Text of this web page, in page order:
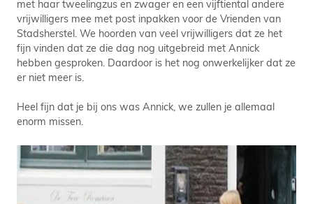
met haar tweelingzus en zwager en een vijftiental andere
vrijwilligers mee met post inpakken voor de Vrienden van
Stadsherstel. We hoorden van veel vrijwilligers dat ze het
fijn vinden dat ze die dag nog uitgebreid met Annick
hebben gesproken. Daardoor is het nog onwerkelijker dat ze
er niet meer is.
Heel fijn dat je bij ons was Annick, we zullen je allemaal
enorm missen.